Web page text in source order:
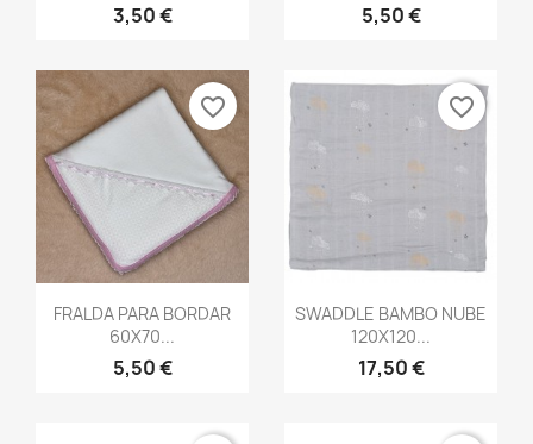
3,50 € 5,50 €
Vista rápida
FRALDA PARA BORDAR
60X70...
5,50 €
favorite_border
Vista rápida
SWADDLE BAMBO NUBE
120X120...
17,50 €
favorite_border